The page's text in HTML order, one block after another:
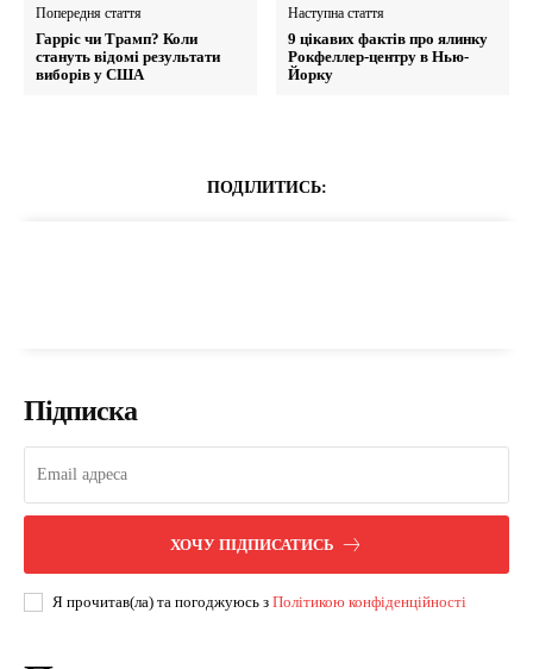
Попередня стаття
Гарріс чи Трамп? Коли
стануть відомі результати
виборів у США
Наступна стаття
9 цікавих фактів про ялинку
Рокфеллер-центру в Нью-
Йорку
ПОДІЛИТИСЬ:
Підписка
ХОЧУ ПІДПИСАТИСЬ
Я прочитав(ла) та погоджуюсь з Політикою конфіденційності